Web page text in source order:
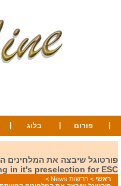
פורום בלוג
in it's preselection for ESC
ראשי > חדשות News
>